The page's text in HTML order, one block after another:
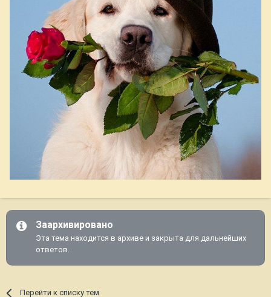
Заархивировано
Эта тема находится в архиве и закрыта для дальнейших
ответов.
Перейти к списку тем